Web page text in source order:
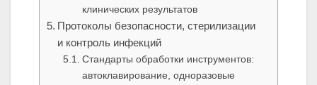
клинических результатов
Протоколы безопасности, стерилизации
и контроль инфекций
Стандарты обработки инструментов:
автоклавирование, одноразовые